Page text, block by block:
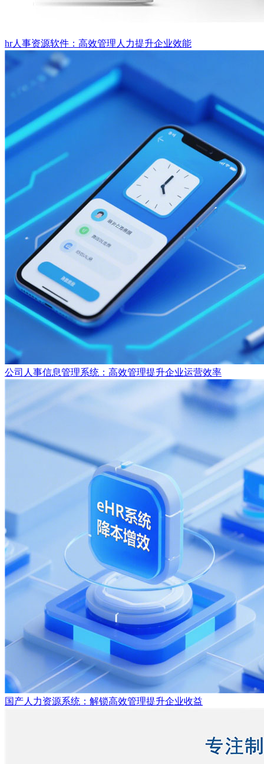
hr人事资源软件：高效管理人力提升企业效能
公司人事信息管理系统：高效管理提升企业运营效率
国产人力资源系统：解锁高效管理提升企业收益